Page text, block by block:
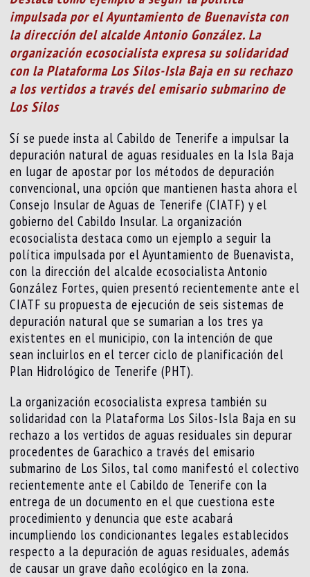
impulsada por el Ayuntamiento de Buenavista con
la dirección del alcalde Antonio González. La
organización ecosocialista expresa su solidaridad
con la Plataforma Los Silos-Isla Baja en su rechazo
a los vertidos a través del emisario submarino de
Los Silos
Sí se puede insta al Cabildo de Tenerife a impulsar la
depuración natural de aguas residuales en la Isla Baja
en lugar de apostar por los métodos de depuración
convencional, una opción que mantienen hasta ahora el
Consejo Insular de Aguas de Tenerife (CIATF) y el
gobierno del Cabildo Insular. La organización
ecosocialista destaca como un ejemplo a seguir la
política impulsada por el Ayuntamiento de Buenavista,
con la dirección del alcalde ecosocialista Antonio
González Fortes, quien presentó recientemente ante el
CIATF su propuesta de ejecución de seis sistemas de
depuración natural que se sumarian a los tres ya
existentes en el municipio, con la intención de que
sean incluirlos en el tercer ciclo de planificación del
Plan Hidrológico de Tenerife (PHT).
La organización ecosocialista expresa también su
solidaridad con la Plataforma Los Silos-Isla Baja en su
rechazo a los vertidos de aguas residuales sin depurar
procedentes de Garachico a través del emisario
submarino de Los Silos, tal como manifestó el colectivo
recientemente ante el Cabildo de Tenerife con la
entrega de un documento en el que cuestiona este
procedimiento y denuncia que este acabará
incumpliendo los condicionantes legales establecidos
respecto a la depuración de aguas residuales, además
de causar un grave daño ecológico en la zona.